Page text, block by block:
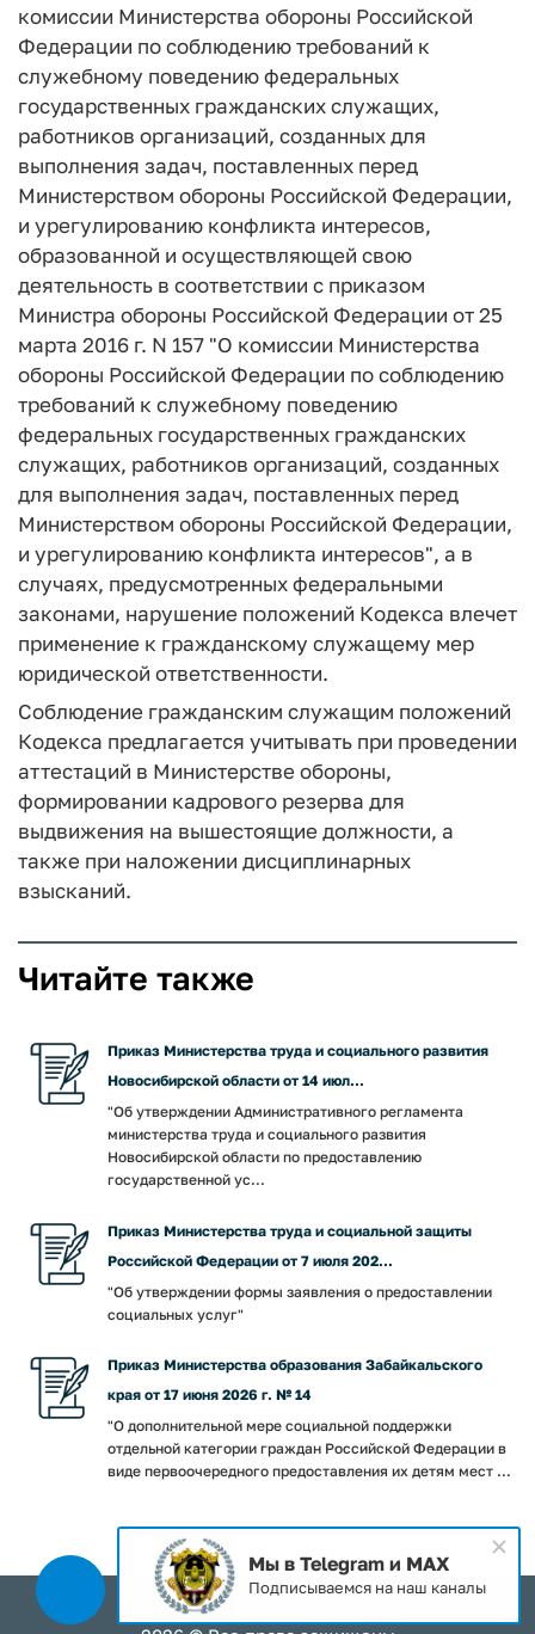
комиссии Министерства обороны Российской
Федерации по соблюдению требований к
служебному поведению федеральных
государственных гражданских служащих,
работников организаций, созданных для
выполнения задач, поставленных перед
Министерством обороны Российской Федерации,
и урегулированию конфликта интересов,
образованной и осуществляющей свою
деятельность в соответствии с приказом
Министра обороны Российской Федерации от 25
марта 2016 г. N 157 "О комиссии Министерства
обороны Российской Федерации по соблюдению
требований к служебному поведению
федеральных государственных гражданских
служащих, работников организаций, созданных
для выполнения задач, поставленных перед
Министерством обороны Российской Федерации,
и урегулированию конфликта интересов", а в
случаях, предусмотренных федеральными
законами, нарушение положений Кодекса влечет
применение к гражданскому служащему мер
юридической ответственности.
Соблюдение гражданским служащим положений
Кодекса предлагается учитывать при проведении
аттестаций в Министерстве обороны,
формировании кадрового резерва для
выдвижения на вышестоящие должности, а
также при наложении дисциплинарных
взысканий.
Читайте также
Приказ Министерства труда и социального развития
Новосибирской области от 14 июл...
"Об утверждении Административного регламента
министерства труда и социального развития
Новосибирской области по предоставлению
государственной ус...
Приказ Министерства труда и социальной защиты
Российской Федерации от 7 июля 202...
"Об утверждении формы заявления о предоставлении
социальных услуг"
Приказ Министерства образования Забайкальского
края от 17 июня 2026 г. № 14
"О дополнительной мере социальной поддержки
отдельной категории граждан Российской Федерации в
виде первоочередного предоставления их детям мест ...
Мы в Telegram и MAX
Подписываемся на наш каналы